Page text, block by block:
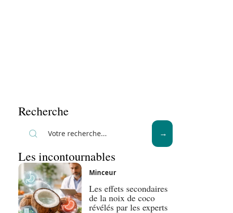
Recherche
Les incontournables
Minceur
Les effets secondaires
de la noix de coco
révélés par les experts